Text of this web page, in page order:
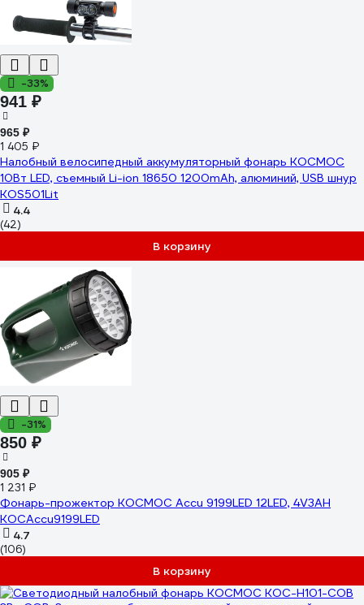
-33%
941 ₽
965 ₽
1 405 ₽
Налобный велосипедный аккумуляторный фонарь КОСМОС
10Вт LED, съемный Li-ion 18650 1200mAh, алюминий, USB шнур
KOS501Lit
4.4
(42)
В корзину
-31%
850 ₽
905 ₽
1 231 ₽
Фонарь-прожектор КОСМОС Accu 9199LED 12LED, 4V3AH
KOCAccu9199LED
4.7
(106)
В корзину